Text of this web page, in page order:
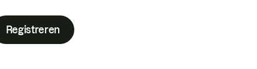
Registreren